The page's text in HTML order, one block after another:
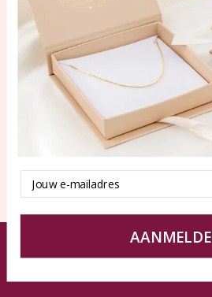
Producten
Alle producten
Nieuwe producten
Over
© KAYA
Algemene voorwaarden Disclaimer
Email